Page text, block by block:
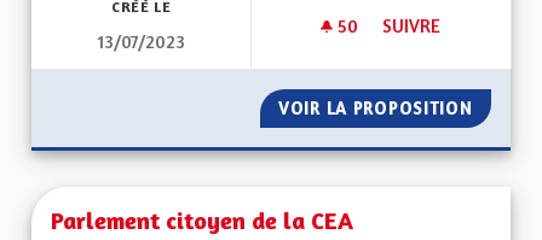
CRÉÉ LE
13/07/2023
50 50 ABONNÉS
SUIVRE
VOIR LA PROPOSITION
Parlement citoyen de la CEA